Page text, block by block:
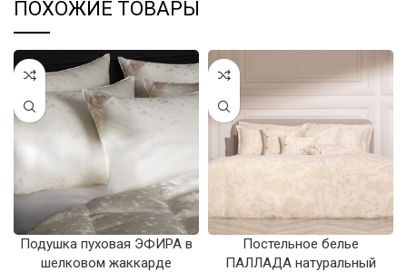
ПОХОЖИЕ ТОВАРЫ
Подушка пуховая ЭФИРА в
шелковом жаккарде
Постельное белье
ПАЛЛАДА натуральный